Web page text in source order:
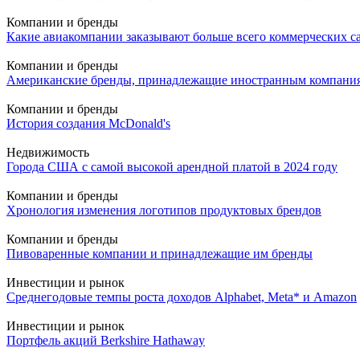
Компании и бренды
Какие авиакомпании заказывают больше всего коммерческих
Компании и бренды
Американские бренды, принадлежащие иностранным
Компании и бренды
История создания McDonald's
Недвижимость
Города США с самой высокой арендной платой в 2024 году
Компании и бренды
Хронология изменения логотипов продуктовых брендов
Компании и бренды
Пивоваренные компании и принадлежащие им бренды
Инвестиции и рынок
Среднегодовые темпы роста доходов Alphabet, Meta* и Amazon
Инвестиции и рынок
Портфель акций Berkshire Hathaway